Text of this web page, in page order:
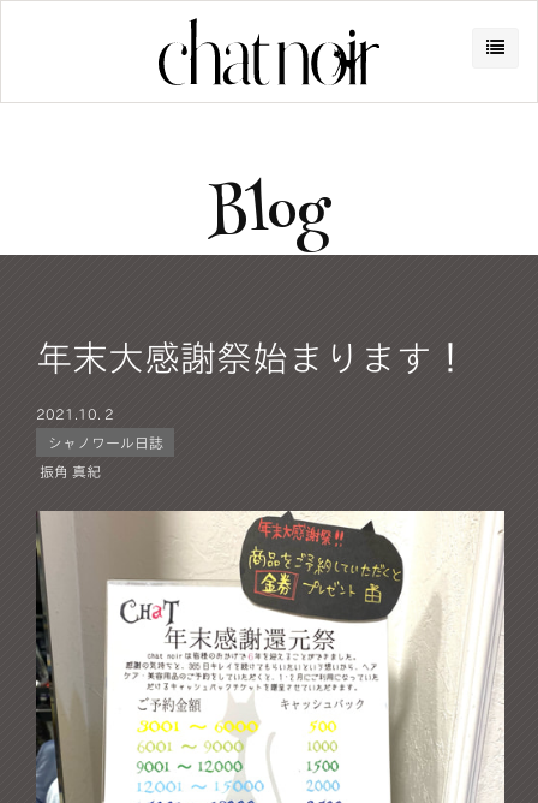
Blog
年末大感謝祭始まります！
2021. 10. 2
シャノワール日誌
振角 真紀